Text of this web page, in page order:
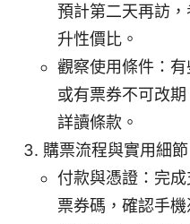
預計第二天再訪
升性價比。
觀察使用條件：有
或有票券不可改
詳讀條款。
購票流程與實用細節
付款與憑證：完
票券碼，確認手